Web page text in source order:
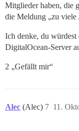
Mitglieder haben, die
die Meldung „zu viele
Ich denke, du
DigitalOcean-Server
2 „Gefällt mir“
Alec (Alec) 11.
7